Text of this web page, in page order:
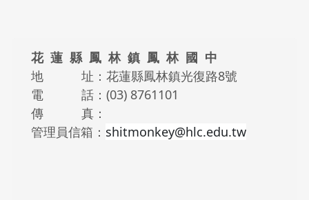
花 蓮 縣 鳳 林 鎮 鳳 林 國 中
地 址：花蓮縣鳳林鎮光復路8號
電 話：(03) 8761101
傳 真：
管理員信箱： shitmonkey@hlc.edu.tw